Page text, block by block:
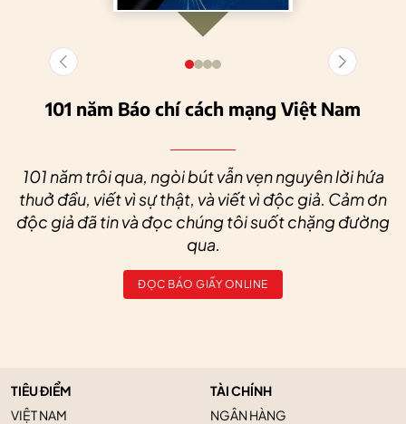
101 năm Báo chí cách mạng Việt Nam
101 năm trôi qua, ngòi bút vẫn vẹn nguyên lời hứa
thuở đầu, viết vì sự thật, và viết vì độc giả. Cảm ơn
độc giả đã tin và đọc chúng tôi suốt chặng đường
qua.
ĐỌC BÁO GIẤY ONLINE
TIÊU ĐIỂM
VIỆT NAM
TÀI CHÍNH
NGÂN HÀNG